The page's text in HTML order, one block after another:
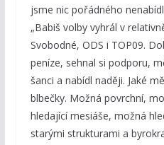
jsme nic pořádného
„Babiš volby vyhrál v
Svobodné, ODS i TOP09.
peníze, sehnal si podporu,
šanci a nabídl naději. Jaké
blbečky. Možná povrchní,
hledající mesiáše, možná
starými strukturami a